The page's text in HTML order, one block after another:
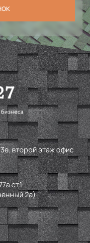
второй этаж офис
ст.1
2а)